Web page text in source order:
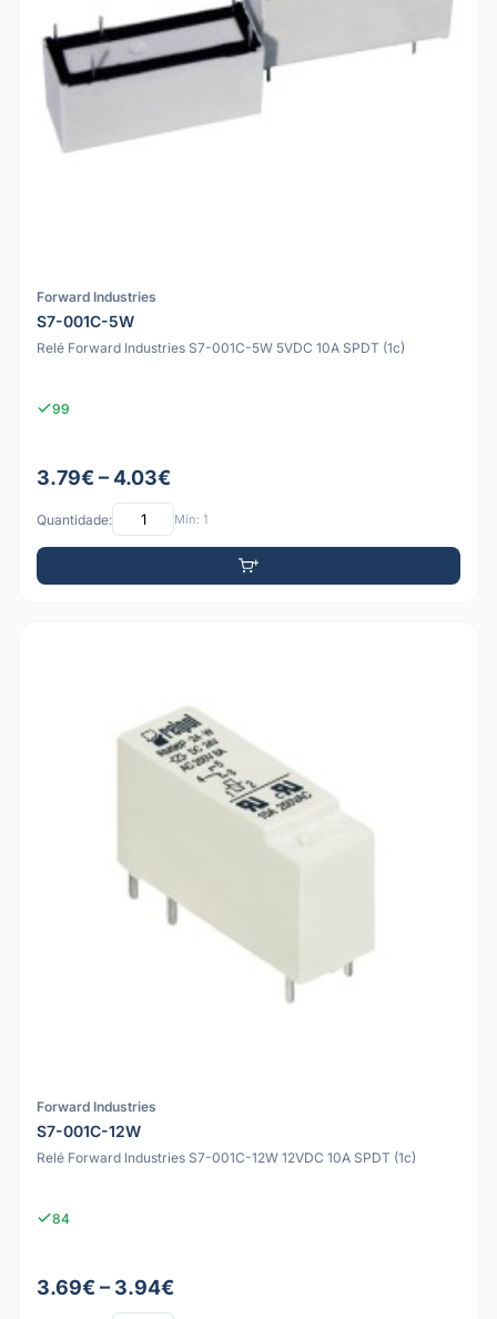
Forward Industries
S7-001C-5W
Relé Forward Industries S7-001C-5W 5VDC 10A SPDT (1c)
99
3.79€ – 4.03€
Quantidade: Mín: 1
Forward Industries
S7-001C-12W
Relé Forward Industries S7-001C-12W 12VDC 10A SPDT (1c)
84
3.69€ – 3.94€